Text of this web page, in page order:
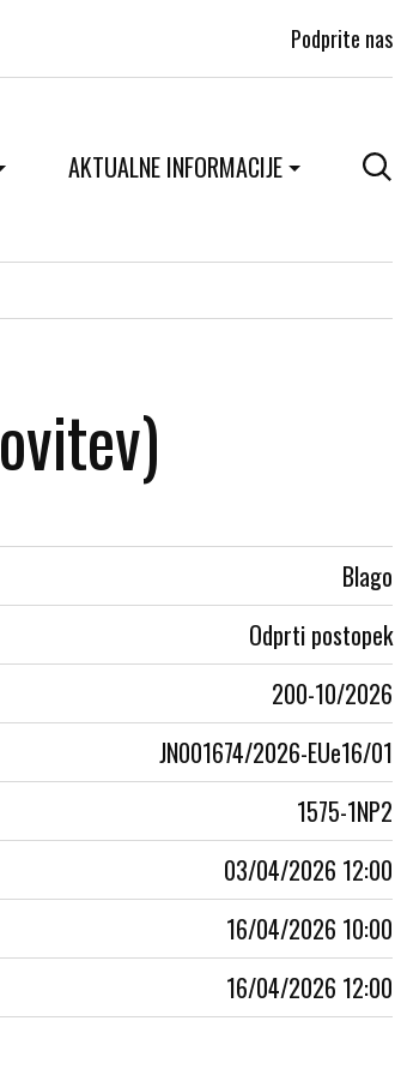
Podprite nas
AKTUALNE INFORMACIJE
Blago
Odprti postopek
200-10/2026
JN001674/2026-EUe16/01
1575-1NP2
03/04/2026 12:00
16/04/2026 10:00
16/04/2026 12:00